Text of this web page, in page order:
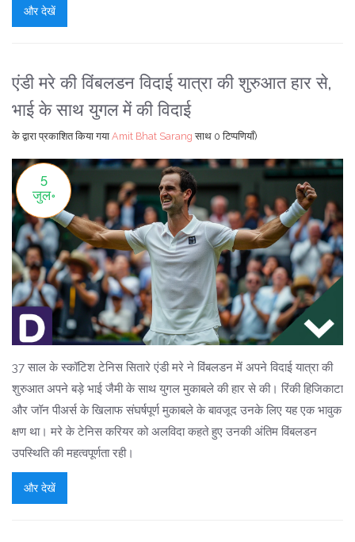
और देखें
एंडी मरे की विंबलडन विदाई यात्रा की शुरुआत हार से,
भाई के साथ युगल में की विदाई
के द्वारा प्रकाशित किया गया Amit Bhat Sarang साथ 0 टिप्पणियाँ)
5
जुल॰
37 साल के स्कॉटिश टेनिस सितारे एंडी मरे ने विंबलडन में अपने विदाई यात्रा की
शुरुआत अपने बड़े भाई जैमी के साथ युगल मुकाबले की हार से की। रिंकी हिजिकाटा
और जॉन पीअर्स के खिलाफ संघर्षपूर्ण मुकाबले के बावजूद उनके लिए यह एक भावुक
क्षण था। मरे के टेनिस करियर को अलविदा कहते हुए उनकी अंतिम विंबलडन
उपस्थिति की महत्वपूर्णता रही।
और देखें